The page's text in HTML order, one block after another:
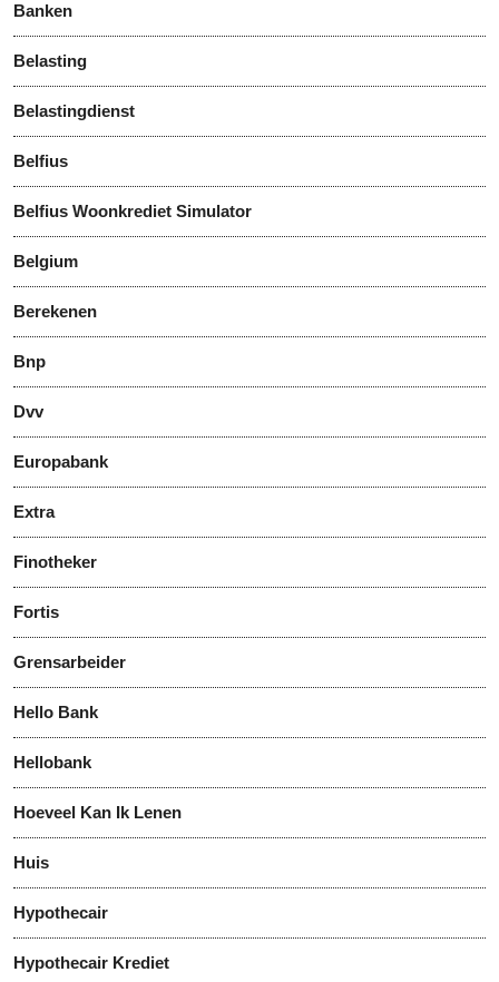
Banken
Belasting
Belastingdienst
Belfius
Belfius Woonkrediet Simulator
Belgium
Berekenen
Bnp
Dvv
Europabank
Extra
Finotheker
Fortis
Grensarbeider
Hello Bank
Hellobank
Hoeveel Kan Ik Lenen
Huis
Hypothecair
Hypothecair Krediet